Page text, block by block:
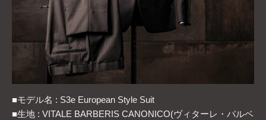
■モデル名 : S3e European Style Suit
■生地 : VITALE BARBERIS CANONICO(ヴィターレ・バルベ